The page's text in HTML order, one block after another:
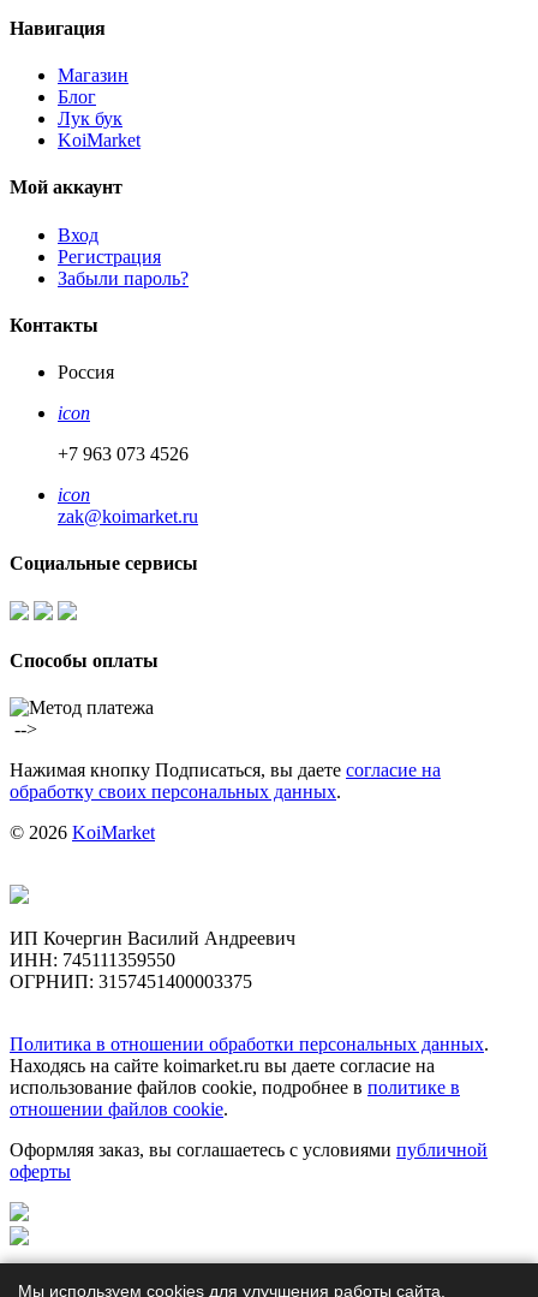
Навигация
Магазин
Блог
Лук бук
KoiMarket
Мой аккаунт
Вход
Регистрация
Забыли пароль?
Контакты
Россия
icon
+7 963 073 4526
icon
zak@koimarket.ru
Социальные сервисы
Способы оплаты
​ -->
Нажимая кнопку Подписаться, вы даете согласие на
обработку своих персональных данных.
© 2026 KoiMarket
ИП Кочергин Василий Андреевич
ИНН: 745111359550
ОГРНИП: 3157451400003375
Политика в отношении обработки персональных данных.
Находясь на сайте koimarket.ru вы даете согласие на
использование файлов cookie, подробнее в политике в
отношении файлов cookie.
Оформляя заказ, вы соглашаетесь с условиями публичной
оферты
Мы используем cookies для улучшения работы сайта.